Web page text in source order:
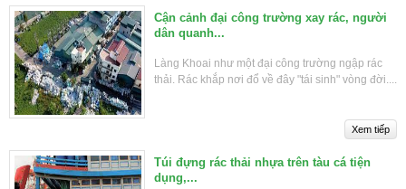
Cận cảnh đại công trường xay rác, người
dân quanh...
Làng Khoai như một đại công trường ngập rác
thải. Rác khắp nơi đổ về đây "tái sinh" vòng đời....
Túi đựng rác thải nhựa trên tàu cá tiện
dụng,...